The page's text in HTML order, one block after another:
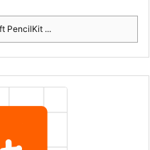
PencilKit ...